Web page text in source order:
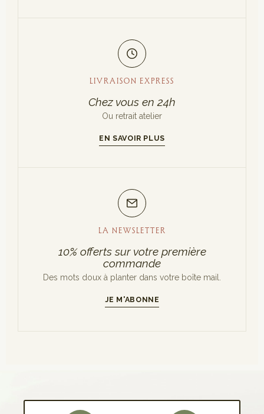
LIVRAISON EXPRESS
Chez vous en 24h
Ou retrait atelier
EN SAVOIR PLUS
LA NEWSLETTER
10% offerts sur votre première
commande
Des mots doux à planter dans votre boîte mail.
JE M'ABONNE
S'INSCRIRE